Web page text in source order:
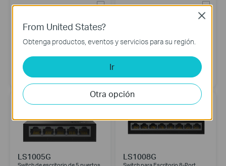
LS1005
Switch de escritorio de 5 puertos
a 10 / 100Mbps
LS1008
10/100Mbps Desktop Switch
LS1005G LS1008G
From United States?
Obtenga productos, eventos y servicios para su región.
Ir
Otra opción
Close